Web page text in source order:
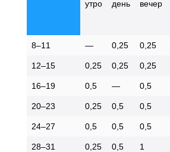
утро день вечер
8–11 — 0,25 0,25
12–15 0,25 0,25 0,25
16–19 0,5 — 0,5
20–23 0,25 0,5 0,5
24–27 0,5 0,5 0,5
28–31 0,25 0,5 1